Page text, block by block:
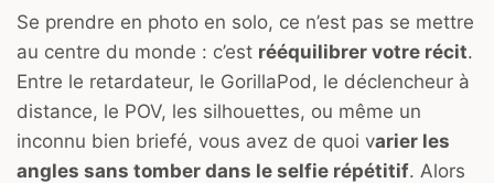
Se prendre en photo en solo, ce n’est pas se mettre
au centre du monde : c’est rééquilibrer votre récit.
Entre le retardateur, le GorillaPod, le déclencheur à
distance, le POV, les silhouettes, ou même un
inconnu bien briefé, vous avez de quoi varier les
angles sans tomber dans le selfie répétitif. Alors